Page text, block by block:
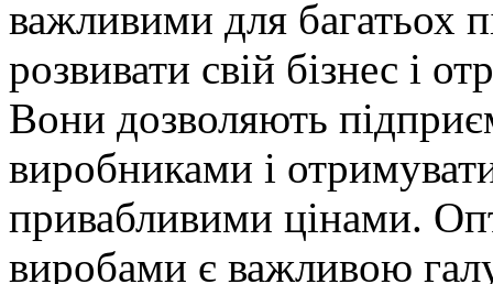
важливими для багатьох
розвивати свій бізнес і
Вони дозволяють
виробниками і
привабливими цінами.
виробами є важливою